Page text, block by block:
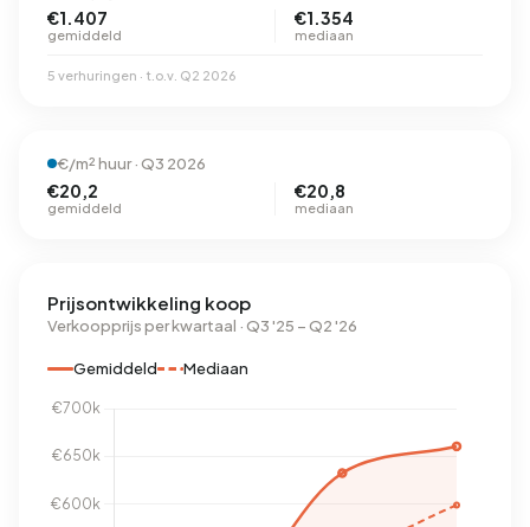
€1.407
gemiddeld
€1.354
mediaan
5 verhuringen · t.o.v. Q2 2026
€/m² huur · Q3 2026
€20,2
gemiddeld
€20,8
mediaan
Prijsontwikkeling koop
Verkoopprijs per kwartaal · Q3 '25 – Q2 '26
Gemiddeld Mediaan